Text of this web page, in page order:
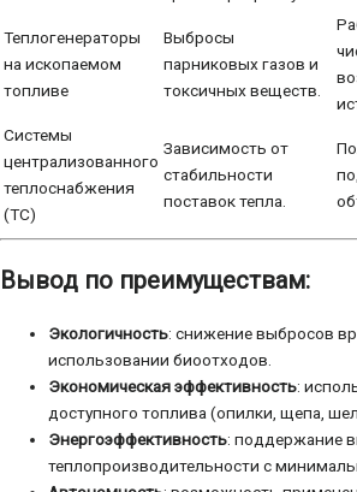
Теплогенераторы
на ископаемом
топливе
Выбросы
парниковых газов и
токсичных веществ.
Системы
централизованного
теплоснабжения
(ТС)
Зависимость от
стабильности
поставок тепла.
Вывод по преимуществам:
Экологичность: снижение выбросов
использовании биоотходов.
Экономическая эффективность:
доступного топлива (опилки, щепа,
Энергоэффективность: поддержание
теплопроизводительности с